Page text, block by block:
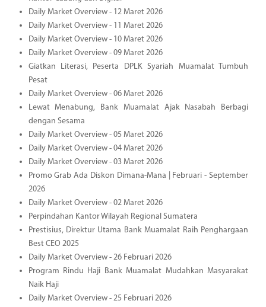
Daily Market Overview - 12 Maret 2026
Daily Market Overview - 11 Maret 2026
Daily Market Overview - 10 Maret 2026
Daily Market Overview - 09 Maret 2026
Giatkan Literasi, Peserta DPLK Syariah Muamalat Tumbuh
Pesat
Daily Market Overview - 06 Maret 2026
Lewat Menabung, Bank Muamalat Ajak Nasabah Berbagi
dengan Sesama
Daily Market Overview - 05 Maret 2026
Daily Market Overview - 04 Maret 2026
Daily Market Overview - 03 Maret 2026
Promo Grab Ada Diskon Dimana-Mana | Februari - September
2026
Daily Market Overview - 02 Maret 2026
Perpindahan Kantor Wilayah Regional Sumatera
Prestisius, Direktur Utama Bank Muamalat Raih Penghargaan
Best CEO 2025
Daily Market Overview - 26 Februari 2026
Program Rindu Haji Bank Muamalat Mudahkan Masyarakat
Naik Haji
Daily Market Overview - 25 Februari 2026